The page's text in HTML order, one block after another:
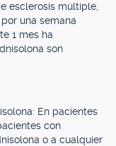
esclerosis múltiple,
una semana
1 mes ha
son
En pacientes
con
o a cualquier